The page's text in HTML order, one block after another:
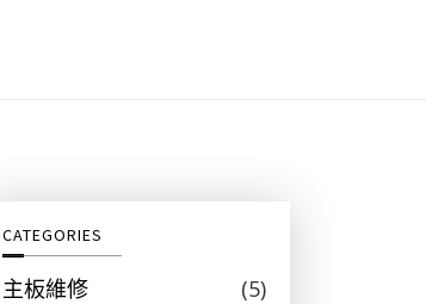
CATEGORIES
主板維修
(5)